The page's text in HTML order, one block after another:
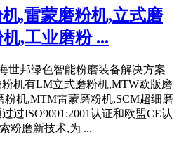
,雷蒙磨粉机,立式磨
,工业磨粉 ...
世邦绿色智能粉磨装备解决方案
机有LM立式磨粉机,MTW欧版磨
机,MTM雷蒙磨粉机,SCM超细磨
过ISO9001:2001认证和欧盟CE认
粉磨新技术,为 ...